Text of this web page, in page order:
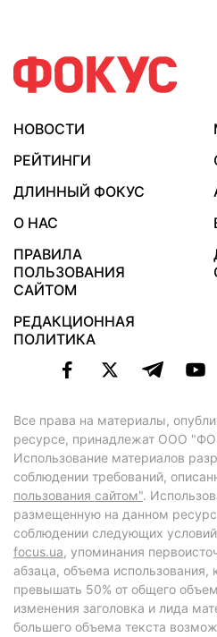
НОВОСТИ
РЕЙТИНГИ
ДЛИННЫЙ ФОКУС
О НАС
ПРАВИЛА
ПОЛЬЗОВАНИЯ
САЙТОМ
РЕДАКЦИОННАЯ
ПОЛИТИКА
Все права на материалы,
ресурсе, принадлежат ООО
Использование материалов
соблюдении требований,
пользования сайтом".
размещенную на данном
соблюдении следующих
focus.ua, упоминания
абзаца, объема
превышать 50% от общего
изменения заголовка и лида
большего объема текста